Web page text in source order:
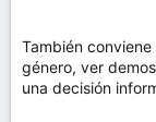
También
género, ver
una decisión